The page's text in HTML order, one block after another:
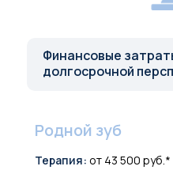
Финансовые
долгосрочной
Родной зуб
Терапия: от 43 500 руб.*